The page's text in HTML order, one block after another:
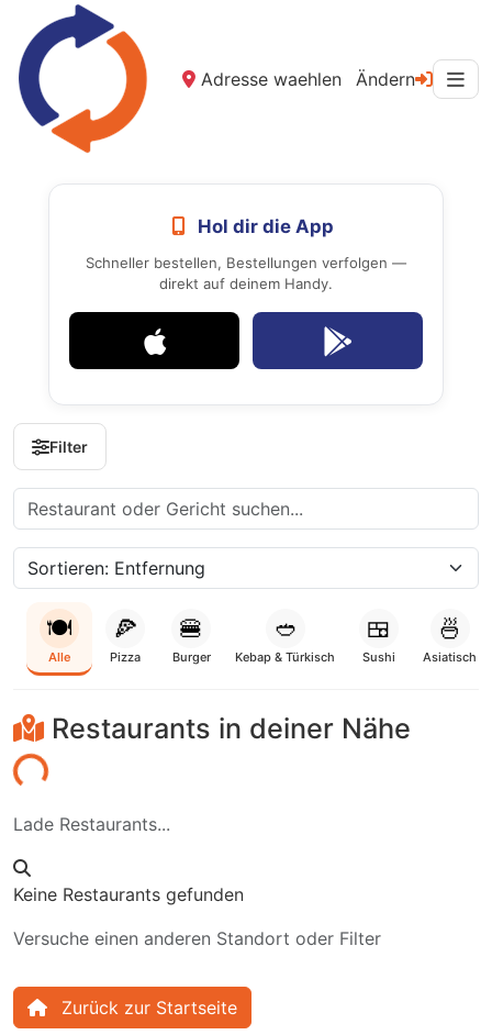
Adresse waehlen Ändern
Hol dir die App
Schneller bestellen, Bestellungen verfolgen —
direkt auf deinem Handy.
Filter
🍽️
Alle
🍕
Pizza
🍔
Burger
🥙
Kebap & Türkisch
🍱
Sushi
🍜
Asiatisch
Restaurants in deiner Nähe
Lade Restaurants...
Keine Restaurants gefunden
Versuche einen anderen Standort oder Filter
Zurück zur Startseite